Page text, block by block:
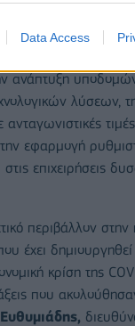
Data Accessγια τον
ανάπτυξη
λύσεων,
εφαρμογή
επιχειρήσεις
περιβάλλον στην
έχει
κρίση της
που